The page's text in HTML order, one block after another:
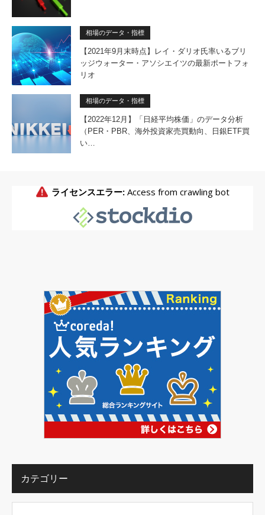
相場のデータ・指標
【2021年9月末時点】レイ・ダリオ氏率いるブリ
ッジウォーター・アソシエイツの最新ポートフォ
リオ
相場のデータ・指標
【2022年12月】「日経平均株価」のデータ分析
（PER・PBR、海外投資家売買動向、日銀ETF買
い…
カテゴリー